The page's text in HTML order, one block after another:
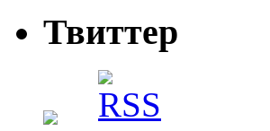
Твиттер